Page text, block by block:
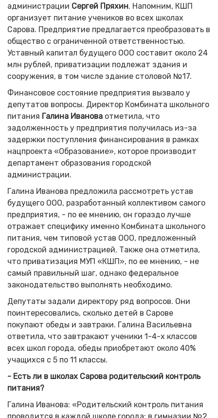
администрации Сергей Пряхин. Напомним, КШП
организует питание учеников во всех школах
Сарова. Предприятие предлагается преобразовать в
общество с ограниченной ответственностью.
Уставный капитал будущего ООО составит около 24
млн рублей, приватизации подлежат здания и
сооружения, в том числе здание столовой №17.
Финансовое состояние предприятия вызвало у
депутатов вопросы. Директор Комбината школьного
питания Галина Иванова отметила, что
задолженность у предприятия получилась из-за
задержки поступления финансирования в рамках
нацпроекта «Образование», которое производит
департамент образования городской
администрации.
Галина Иванова предложила рассмотреть устав
будущего ООО, разработанный коллективом самого
предприятия, - по ее мнению, он гораздо лучше
отражает специфику именно Комбината школьного
питания, чем типовой устав ООО, предложенный
городской администрацией. Также она отметила,
что приватизация МУП «КШП», по ее мнению, - не
самый правильный шаг, однако федеральное
законодательство выполнять необходимо.
Депутаты задали директору ряд вопросов. Они
поинтересовались, сколько детей в Сарове
покупают обеды и завтраки. Галина Васильевна
ответила, что завтракают ученики 1-4-x классов
всех школ города, обеды приобретают около 40%
учащихся с 5 по 11 классы.
- Есть ли в школах Сарова родительский контроль
питания?
Галина Иванова: «Родительский контроль питания